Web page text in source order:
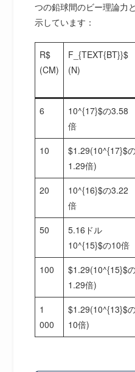
つの鉛球間のビー理論力
示しています：
R$
(CM)
F_{TEXT{BT}}$
(N)
6
10^{17}$の3.58
倍
10
$1.29(10^{17}$
1.29倍)
20
10^{16}$の3.22
倍
50
5.16ドル
10^{15}$の10倍
100
$1.29(10^{15}$
1.29倍)
1
000
$1.29(10^{13}$
10倍)